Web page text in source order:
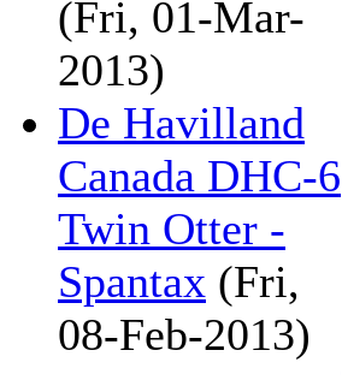
(Fri, 01-Mar-
2013)
De Havilland
Canada DHC-6
Twin Otter -
Spantax (Fri,
08-Feb-2013)